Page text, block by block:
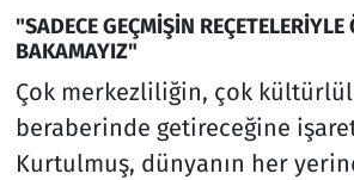
"SADECE GEÇMİŞİN
BAKAMAYIZ"
Çok merkezliliğin, çok
beraberinde getireceğine
Kurtulmuş, dünyanın her